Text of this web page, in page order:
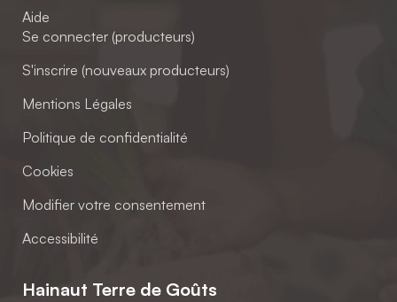
Aide
Se connecter (producteurs)
S'inscrire (nouveaux producteurs)
Mentions Légales
Politique de confidentialité
Cookies
Modifier votre consentement
Accessibilité
Hainaut Terre de Goûts